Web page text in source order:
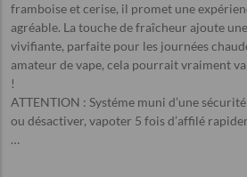
framboise et cerise, il promet une
agréable. La touche de fraîcheur ajoute
vivifiante, parfaite pour les journées
amateur de vape, cela pourrait vraiment
!
ATTENTION : Systéme muni d’une
ou désactiver, vapoter 5 fois d’affilé
…